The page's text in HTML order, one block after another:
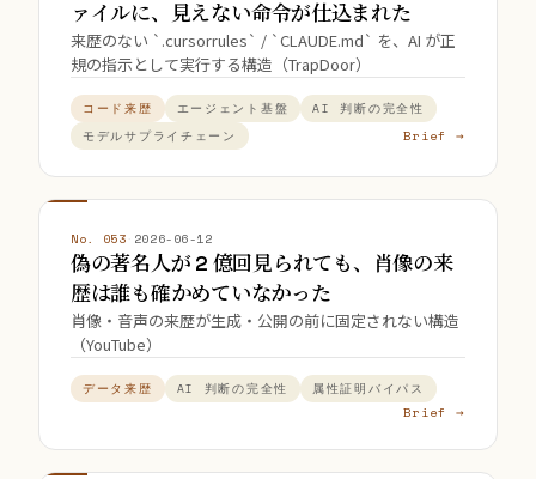
ァイルに、見えない命令が仕込まれた
来歴のない `.cursorrules` / `CLAUDE.md` を、AI が正
規の指示として実行する構造（TrapDoor）
コード来歴 エージェント基盤
AI 判断の完全性
モデルサプライチェーン
Brief →
No. 053 2026-06-12
偽の著名人が 2 億回見られても、肖像の来
歴は誰も確かめていなかった
肖像・音声の来歴が生成・公開の前に固定されない構造
（YouTube）
データ来歴 AI 判断の完全性 属性証明バイパス
Brief →